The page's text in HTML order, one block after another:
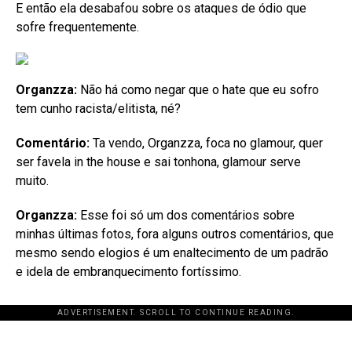
E então ela desabafou sobre os ataques de ódio que
sofre frequentemente.
Organzza: Não há como negar que o hate que eu sofro
tem cunho racista/elitista, né?
Comentário: Ta vendo, Organzza, foca no glamour, quer
ser favela in the house e sai tonhona, glamour serve
muito.
Organzza: Esse foi só um dos comentários sobre
minhas últimas fotos, fora alguns outros comentários, que
mesmo sendo elogios é um enaltecimento de um padrão
e idela de embranquecimento fortíssimo.
ADVERTISEMENT. SCROLL TO CONTINUE READING.